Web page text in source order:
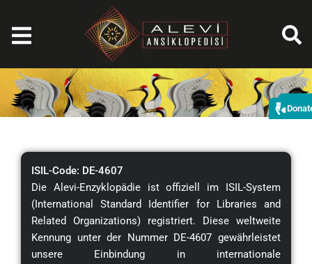
Inhalt
springen
ISIL-Code: DE-4607
Die Alevi-Enzyklopädie ist offiziell im ISIL-System
(International Standard Identifier for Libraries and
Related Organizations) registriert. Diese weltweite
Kennung unter der Nummer DE-4607 gewährleistet
unsere Einbindung in internationale